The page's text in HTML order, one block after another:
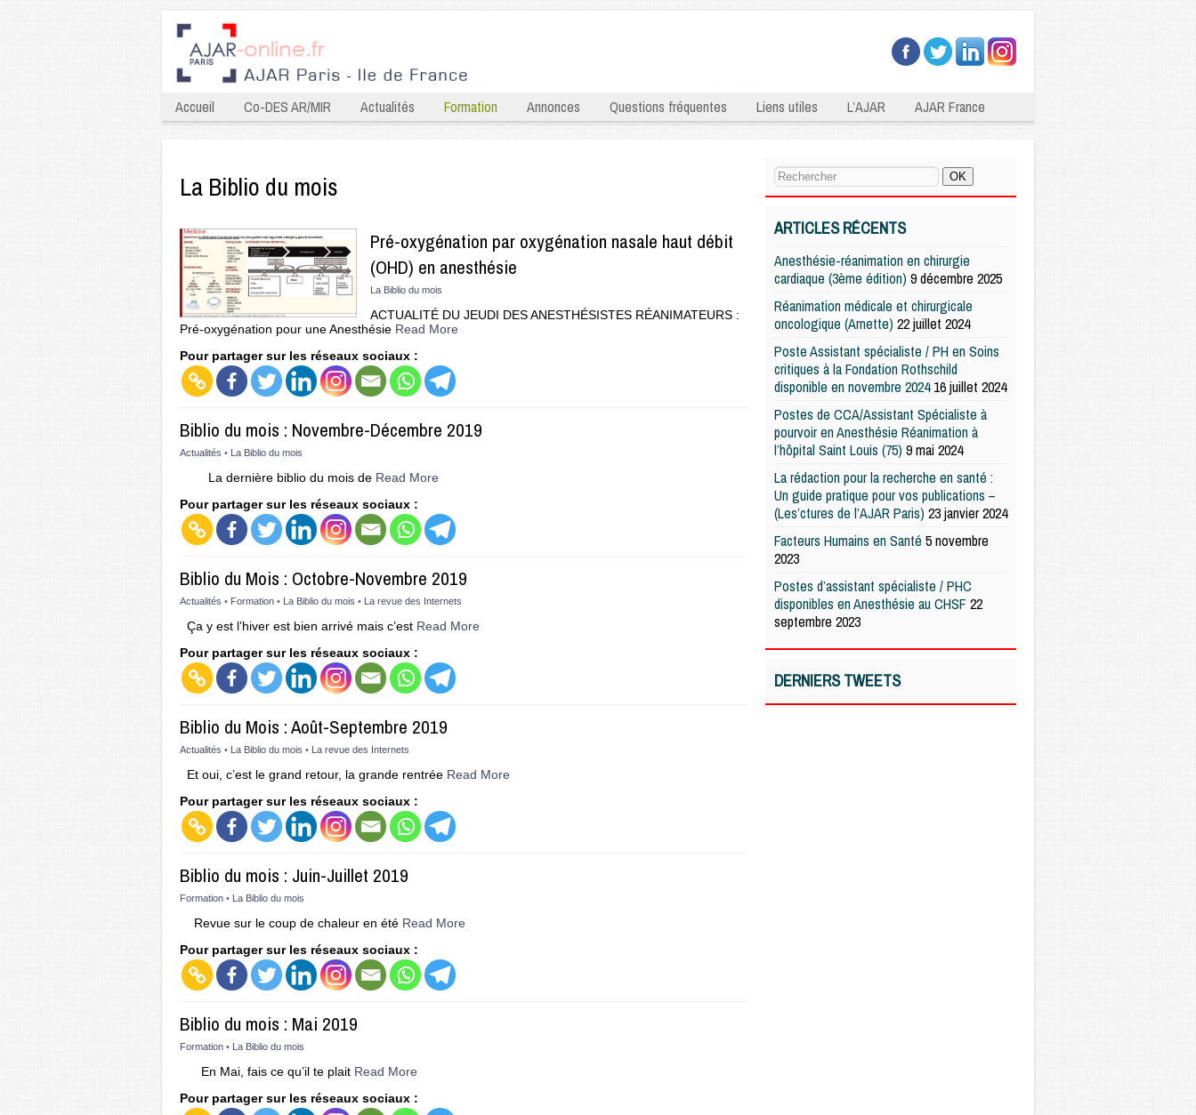
Accueil Co-DES AR/MIR Actualités Formation Annonces Questions fréquentes Liens utiles L’AJAR AJAR France
La Biblio du mois
Pré-oxygénation par oxygénation nasale haut débit
(OHD) en anesthésie
La Biblio du mois
ACTUALITÉ DU JEUDI DES ANESTHÉSISTES RÉANIMATEURS :
Pré-oxygénation pour une Anesthésie Read More
Pour partager sur les réseaux sociaux :
Biblio du mois : Novembre-Décembre 2019
Actualités • La Biblio du mois
La dernière biblio du mois de Read More
Pour partager sur les réseaux sociaux :
Biblio du Mois : Octobre-Novembre 2019
Actualités • Formation • La Biblio du mois • La revue des Internets
Ça y est l’hiver est bien arrivé mais c’est Read More
Pour partager sur les réseaux sociaux :
Biblio du Mois : Août-Septembre 2019
Actualités • La Biblio du mois • La revue des Internets
Et oui, c’est le grand retour, la grande rentrée Read More
Pour partager sur les réseaux sociaux :
Biblio du mois : Juin-Juillet 2019
Formation • La Biblio du mois
Revue sur le coup de chaleur en été Read More
Pour partager sur les réseaux sociaux :
Biblio du mois : Mai 2019
Formation • La Biblio du mois
En Mai, fais ce qu’il te plait Read More
Pour partager sur les réseaux sociaux :
ARTICLES RÉCENTS
Anesthésie-réanimation en chirurgie
cardiaque (3ème édition) 9 décembre 2025
Réanimation médicale et chirurgicale
oncologique (Arnette) 22 juillet 2024
Poste Assistant spécialiste / PH en Soins
critiques à la Fondation Rothschild
disponible en novembre 2024 16 juillet 2024
Postes de CCA/Assistant Spécialiste à
pourvoir en Anesthésie Réanimation à
l’hôpital Saint Louis (75) 9 mai 2024
La rédaction pour la recherche en santé :
Un guide pratique pour vos publications –
(Les’ctures de l’AJAR Paris) 23 janvier 2024
Facteurs Humains en Santé 5 novembre
2023
Postes d’assistant spécialiste / PHC
disponibles en Anesthésie au CHSF 22
septembre 2023
DERNIERS TWEETS